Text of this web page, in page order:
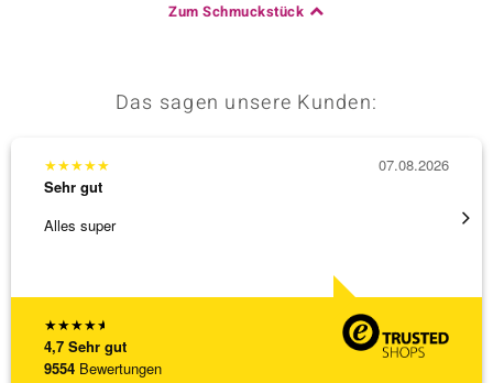
Zum Schmuckstück
Das sagen unsere Kunden:
★★★★★
4,7 Sehr gut
9554 Bewertungen
★★★★★
Sehr gut
Alles super
07.08.2026